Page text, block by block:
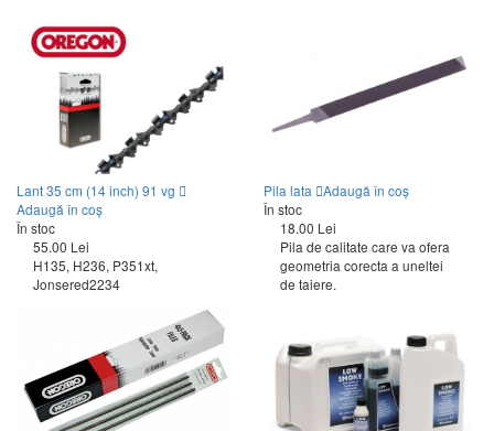
Lant 35 cm (14 inch) 91 vg
Adaugă în coș
În stoc
55.00 Lei
H135, H236, P351xt,
Jonsered2234
Pila lata
Adaugă în coș
În stoc
18.00 Lei
Pila de calitate care va ofera
geometria corecta a uneltei
de taiere.